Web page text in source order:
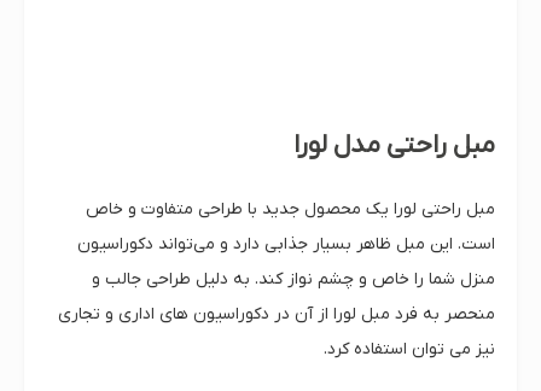
مبل راحتی مدل لورا
مبل راحتی لورا یک محصول جدید با طراحی متفاوت و خاص
است. این مبل ظاهر بسیار جذابی دارد و می‌تواند دکوراسیون
منزل شما را خاص و چشم نواز کند. به دلیل طراحی جالب و
منحصر به فرد مبل لورا از آن در دکوراسیون های اداری و تجاری
نیز می توان استفاده کرد.